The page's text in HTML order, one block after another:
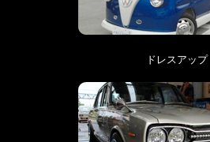
ドレスアップ